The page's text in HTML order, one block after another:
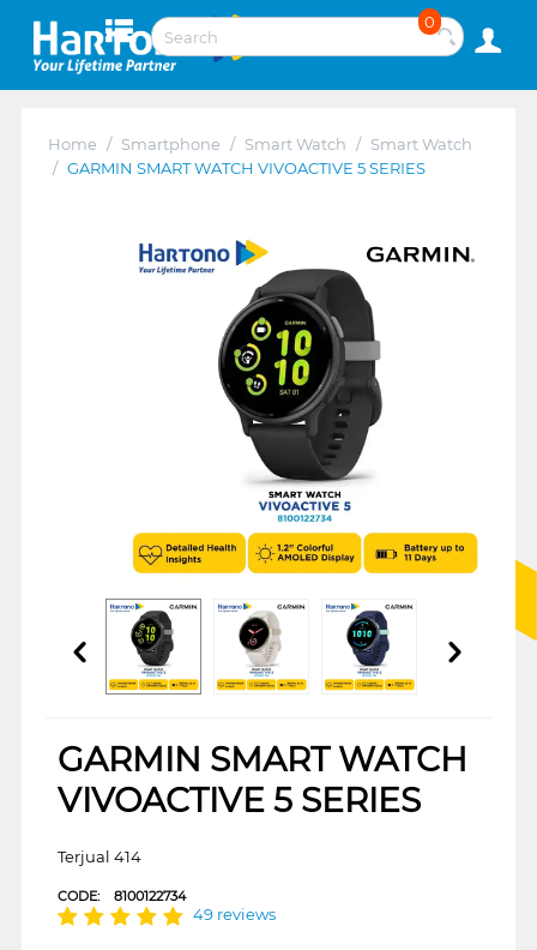
0
Home / Smartphone / Smart Watch / Smart Watch
/ GARMIN SMART WATCH VIVOACTIVE 5 SERIES
GARMIN SMART WATCH
VIVOACTIVE 5 SERIES
Terjual 414
CODE: 8100122734
49 reviews